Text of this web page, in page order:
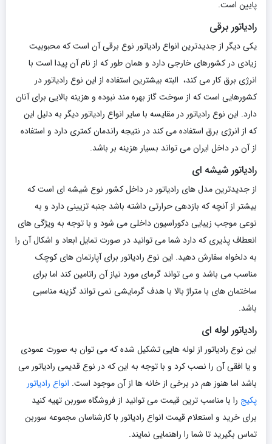
پایین است.
رادیاتور برقی
یکی دیگر از جدیدترین انواع رادیاتور نوع برقی آن است که محبوبیت
زیادی در کشورهای خارجی دارد و همان طور که از نام آن پیدا است با
انرژی برق کار می کند، البته بیشترین استفاده از این نوع رادیاتور در
کشورهایی است که از سوخت گاز بهره مند نبوده و هزینه بالایی برای آنان
دارد. این نوع رادیاتور در مقایسه با سایر انواع رادیاتور دیگر به دلیل این
که از انرژی برق استفاده می کند در نتیجه راندمان کمتری دارد و استفاده
از آن در داخل ایران می تواند بسیار هزینه بر باشد.
رادیاتور شیشه ای
از جدیدترین مدل های رادیاتور در داخل کشور نوع شیشه ای است که
بیشتر از آنچه که بازدهی حرارتی داشته باشد جنبه تزیینی دارد و به
نوعی موجب زیبایی دکوراسیون داخلی می شود و با توجه به ویژگی های
انعطاف پذیری که دارد شما می توانید در صورت تمایل ابعاد و اشکال آن را
به دلخواه سفارش دهید. این نوع رادیاتور برای آپارتمان های کوچک
مناسب می باشد و می تواند گرمای مورد نیاز آن راتامین کند اما برای
ساختمان های با متراژ بالا با هدف گرمایشی نمی تواند گزینه مناسبی
باشد.
رادیاتور لوله ای
این نوع رادیاتور از لوله هایی تشکیل شده که می توان به صورت عمودی
و یا افقی آن را نصب کرد و با توجه به این که در نوع قدیمی رادیاتور می
باشد اما هنوز هم در برخی از خانه ها از آن موجود است. انواع رادیاتور
پکیج را با مناسب ترین قیمت می توانید از فروشگاه سوربن تهیه کنید
برای خرید و استعلام قیمت انواع رادیاتور با کارشناسان مجموعه سوربن
تماس بگیرید تا شما را راهنمایی نمایند.